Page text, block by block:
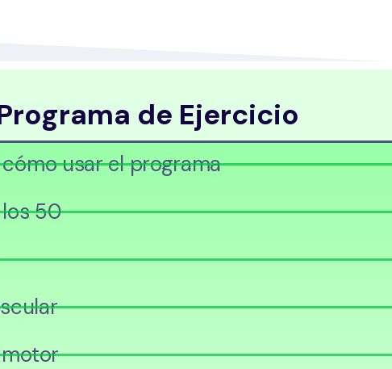
de Ejercicio
usar el programa
50